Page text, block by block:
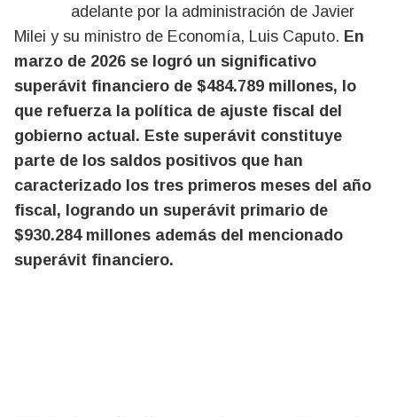
adelante por la administración de Javier
Milei y su ministro de Economía, Luis Caputo. En
marzo de 2026 se logró un significativo
superávit financiero de $484.789 millones, lo
que refuerza la política de ajuste fiscal del
gobierno actual. Este superávit constituye
parte de los saldos positivos que han
caracterizado los tres primeros meses del año
fiscal, logrando un superávit primario de
$930.284 millones además del mencionado
superávit financiero.